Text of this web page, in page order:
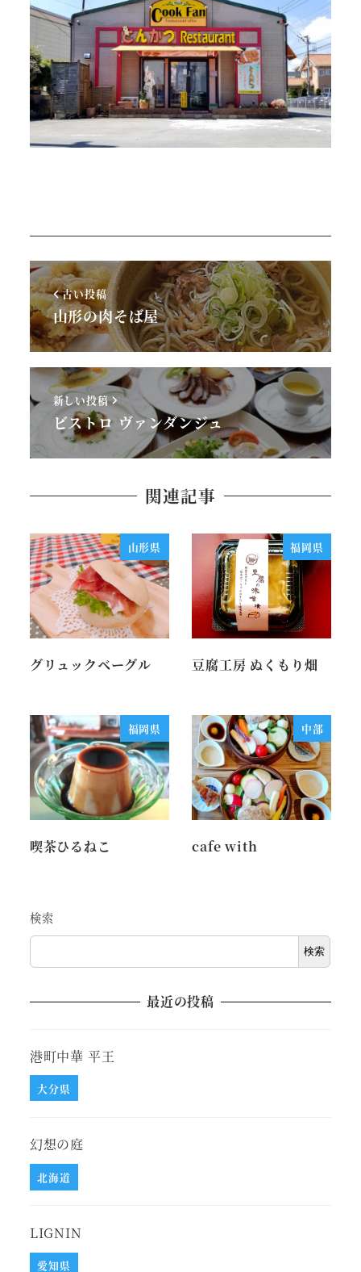
古い投稿
山形の肉そば屋
新しい投稿
ビストロ ヴァンダンジュ
関連記事
山形県
グリュックベーグル
福岡県
豆腐工房 ぬくもり畑
福岡県
喫茶ひるねこ
中部
cafe with
検索
検索
最近の投稿
港町中華 平王
大分県
幻想の庭
北海道
LIGNIN
愛知県